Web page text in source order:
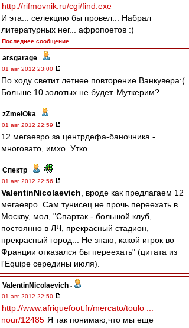
http://rifmovnik.ru/cgi/find.exe
И эта... селекцию бы провел... Набрал
литературных нег... афропоетов :)
Последнее сообщение
arsgarage -
01 авг 2012 23:00
По ходу светит летнее повторение Ванкувера:(
Больше 10 золотых не будет. Муткерим?
zZmeIOka -
01 авг 2012 22:59
12 мегаевро за центрдефа-баночника -
многовато, имхо. Утко.
Спектр -
01 авг 2012 22:56
ValentinNicolaevich , вроде как предлагаем 12
мегаевро. Сам тунисец не прочь переехать в
Москву, мол, "Спартак - большой клуб,
постоянно в ЛЧ, прекрасный стадион,
прекрасный город... Не знаю, какой игрок во
Франции отказался бы переехать" (цитата из
l'Equipe середины июля).
ValentinNicolaevich -
01 авг 2012 22:50
http://www.afriquefoot.fr/mercato/toulo ...
nour/12485 Я так понимаю,что мы еще